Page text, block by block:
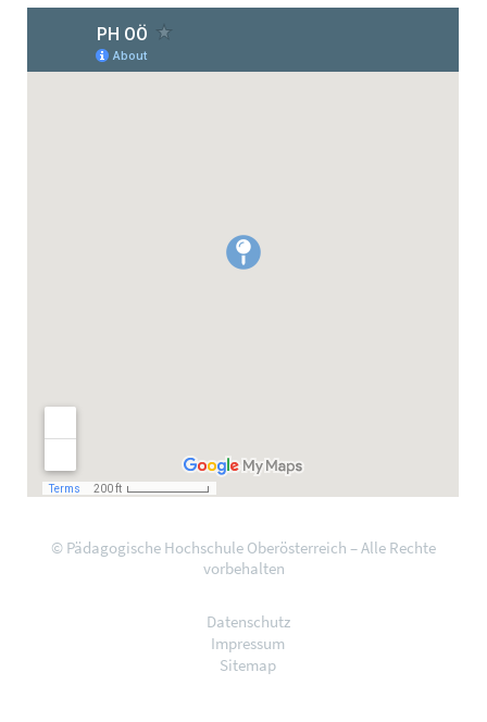
© Pädagogische Hochschule Oberösterreich – Alle Rechte
vorbehalten
Datenschutz
Impressum
Sitemap